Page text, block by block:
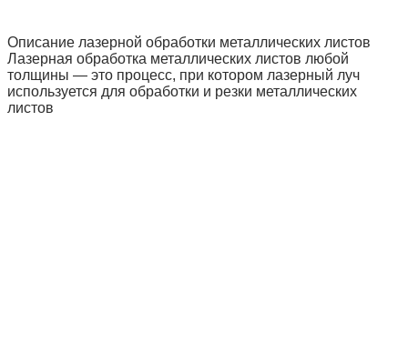
Описание лазерной обработки металлических листов
Лазерная обработка металлических листов любой
толщины — это процесс, при котором лазерный луч
используется для обработки и резки металлических
листов